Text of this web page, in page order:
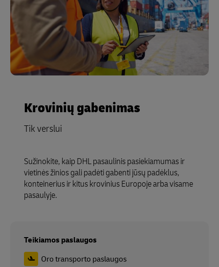
Krovinių gabenimas
Tik verslui
Sužinokite, kaip DHL pasaulinis pasiekiamumas ir
vietinės žinios gali padėti gabenti jūsų padėklus,
konteinerius ir kitus krovinius Europoje arba visame
pasaulyje.
Teikiamos paslaugos
Oro transporto paslaugos